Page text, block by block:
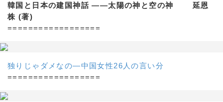
韓国と日本の建国神話 ——太陽の神と空の神 延恩
株 (著)
==================
独りじゃダメなの―中国女性26人の言い分
==================